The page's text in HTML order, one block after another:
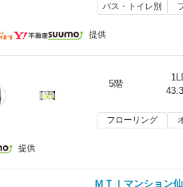
バス・トイレ別
提供
5階
フローリング
提供
ＭＴＩマンション